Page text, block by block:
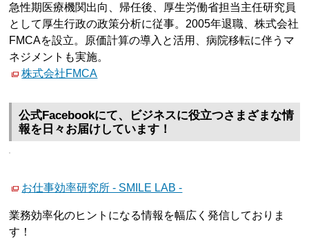
急性期医療機関出向、帰任後、厚生労働省担当主任研究員
として厚生行政の政策分析に従事。2005年退職、株式会社
FMCAを設立。原価計算の導入と活用、病院移転に伴うマ
ネジメントも実施。
株式会社FMCA
公式Facebookにて、ビジネスに役立つさまざまな情
報を日々お届けしています！
お仕事効率研究所 - SMILE LAB -
業務効率化のヒントになる情報を幅広く発信しておりま
す！